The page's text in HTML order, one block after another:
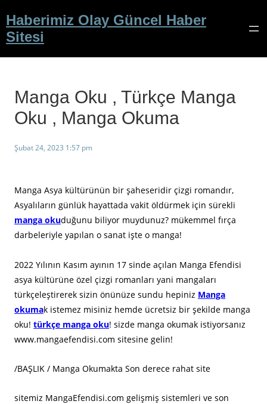
geçHaberimiz Olay Güncel Haber
Sitesi
Manga Oku , Türkçe Manga
Oku , Manga Okuma
Şubat 24, 2023 1:57 pm
Manga Asya kültürünün bir şaheseridir çizgi romandır,
Asyalıların günlük hayattada vakit öldürmek için sürekli
manga okuduğunu biliyor muydunuz? mükemmel fırça
darbeleriyle yapılan o sanat işte o manga!
2022 Yılının Kasım ayının 17 sinde açılan Manga Efendisi
asya kültürüne özel çizgi romanları yani mangaları
türkçeleştirerek sizin önünüze sundu hepiniz Manga
okumak istemez misiniz hemde ücretsiz bir şekilde manga
oku! türkçe manga oku! sizde manga okumak istiyorsanız
www.mangaefendisi.com sitesine gelin!
/BAŞLIK / Manga Okumakta Son derece rahat site
sitemiz MangaEfendisi.com gelişmiş sistemleri ve son